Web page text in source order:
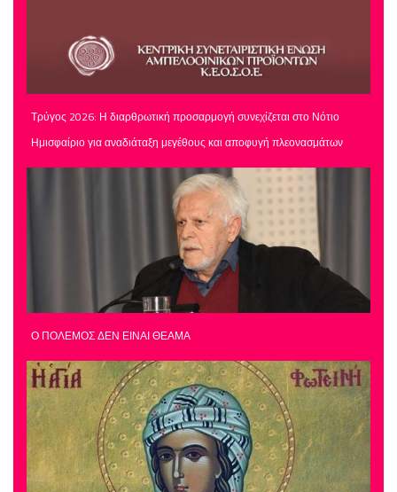
Τρύγος 2026: Η διαρθρωτική προσαρμογή συνεχίζεται στο Νότιο
Ημισφαίριο για αναδιάταξη μεγέθους και αποφυγή πλεονασμάτων
Ο ΠΟΛΕΜΟΣ ΔΕΝ ΕΙΝΑΙ ΘΕΑΜΑ